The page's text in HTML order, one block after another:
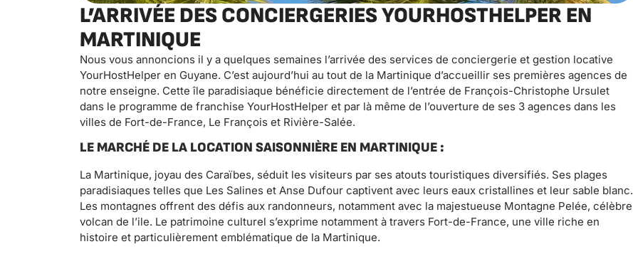
L’ARRIVÉE DES CONCIERGERIES YOURHOSTHELPER EN
MARTINIQUE
Nous vous annoncions il y a quelques semaines l’arrivée des services de conciergerie et gestion locative
YourHostHelper en Guyane. C’est aujourd’hui au tout de la Martinique d’accueillir ses premières agences de
notre enseigne. Cette île paradisiaque bénéficie directement de l’entrée de François-Christophe Ursulet
dans le programme de franchise YourHostHelper et par là même de l’ouverture de ses 3 agences dans les
villes de Fort-de-France, Le François et Rivière-Salée.
LE MARCHÉ DE LA LOCATION SAISONNIÈRE EN MARTINIQUE :
La Martinique, joyau des Caraïbes, séduit les visiteurs par ses atouts touristiques diversifiés. Ses plages
paradisiaques telles que Les Salines et Anse Dufour captivent avec leurs eaux cristallines et leur sable blanc.
Les montagnes offrent des défis aux randonneurs, notamment avec la majestueuse Montagne Pelée, célèbre
volcan de l’ile. Le patrimoine culturel s’exprime notamment à travers Fort-de-France, une ville riche en
histoire et particulièrement emblématique de la Martinique.